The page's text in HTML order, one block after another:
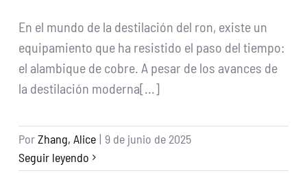
En el mundo de la destilación del ron, existe un
equipamiento que ha resistido el paso del tiempo:
el alambique de cobre. A pesar de los avances de
la destilación moderna[...]
PorZhang, Alice | 9 de junio de 2025
Seguir leyendo